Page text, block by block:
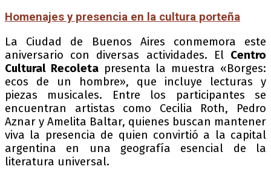
Homenajes y presencia en la cultura porteña
La Ciudad de Buenos Aires conmemora este
aniversario con diversas actividades. El Centro
Cultural Recoletapresenta la muestra «Borges:
ecos de un hombre», que incluye lecturas y
piezas musicales. Entre los participantes se
encuentran artistas como Cecilia Roth, Pedro
Aznar y Amelita Baltar, quienes buscan mantener
viva la presencia de quien convirtió a la capital
argentina en una geografía esencial de la
literatura universal.